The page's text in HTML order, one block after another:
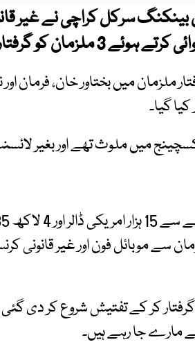
سرکل کراچی نے غیر
کو گرفتار کر لیا۔
ملزمان میں بختاور خان، فرمان
گیا۔
میں ملوث تھے اور بغیر
سے موبائل فون اور غیر قانونی
کر کے تفتیش شروع کر دی
مارے جا رہے ہیں۔